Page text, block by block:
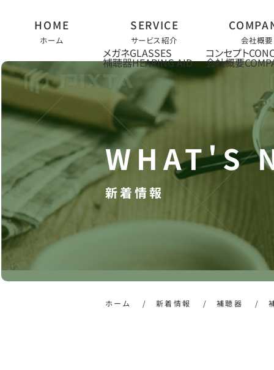
ホーム サービス紹介
メガネ
補聴器
会社概要
コンセプト
会社概要
新着情報
ホーム / 新着情報 /補聴器 /